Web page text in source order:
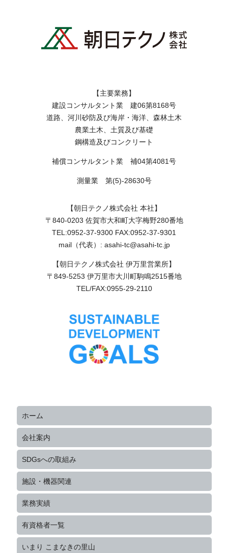
【主要業務】
建設コンサルタント業 建06第8168号
道路、河川砂防及び海岸・海洋、森林土木
農業土木、土質及び基礎
鋼構造及びコンクリート
補償コンサルタント業 補04第4081号
測量業 第(5)-28630号
【朝日テクノ株式会社 本社】
〒840-0203 佐賀市大和町大字梅野280番地
TEL:0952-37-9300 FAX:0952-37-9301
mail（代表）: asahi-tc@asahi-tc.jp
【朝日テクノ株式会社 伊万里営業所】
〒849-5253 伊万里市大川町駒鳴2515番地
TEL/FAX:0955-29-2110
ホーム
会社案内
SDGsへの取組み
施設・機器関連
業務実績
有資格者一覧
いまり こまなきの里山